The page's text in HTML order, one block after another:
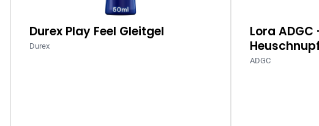
Durex Play Feel Gleitgel
Durex
Lora ADGC
ADGC